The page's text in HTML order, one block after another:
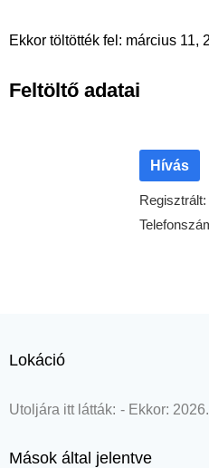
Ekkor töltötték fel: március 11,
Feltöltő adatai
Hívás
Lokáció
Utoljára itt látták: - Ekkor:
Mások által jelentve